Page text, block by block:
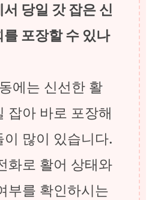
당일 갓 잡은 신
포장할 수 있나
에는 신선한 활
잡아 바로 포장해
이 많이 있습니다.
화로 활어 상태와
부를 확인하시는